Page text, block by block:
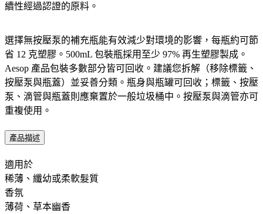
續性經過認證的原料。​
選擇無按壓泵的補充瓶能有效減少對環境的影響，每瓶約可節
省 12 克塑膠。500mL 包裝瓶採用至少 97% 再生塑膠製成。
Aesop 產品包裝多數部分皆可回收。建議您拆解（移除標籤、
按壓泵與瓶蓋）並妥善分類。瓶身與瓶罐可回收；標籤、按壓
泵、滴管與瓶蓋則應棄置於一般垃圾桶中。按壓泵與滴管亦可
重複使用。​
產品描述
適用於 ​ ​
稀薄、纖幼或柔軟髮質
香氛 ​
薄荷、草本幽香